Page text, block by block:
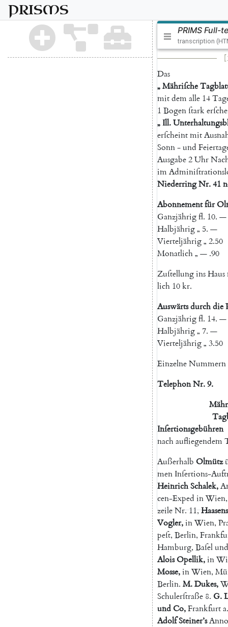
PRISMS
PRIMS Full-
transcription
Das
„Mähriſche
mitdemalle 14
1 Bogenſtark
„Ill.
erſcheintmit
Sonn-und
Ausgabe2Uhr
im
NiederringNr.41
Abonnementfür
Ganzjährigfl. 10. —
Halbjährig„ 5. —
Vierteljährig„ 2.50
Monatlich„ — .90
ZuſtellunginsHaus
lich 10kr.
Auswärtsdurchdie
Ganzjährigfl. 14. —
Halbjährig„ 7. —
Vierteljährig„ 3.50
EinzelneNummern
TelephonNr.9.
Inſertionsgebühren
nachaufliegendem
Außerhalb Olmütz
men Inſertions-
HeinrichSchalek,
cen-Exped inWien,
zeileNr.11,
Vogler,inWien,
peſt, Berlin,
Hamburg, Baſelund
AloisOpellik,in
Mosse,inWien,
Berlin. M.Dukes,
Schulerſtraße 8. G.
undCo,Frankfurta.
AdolfSteiner’s